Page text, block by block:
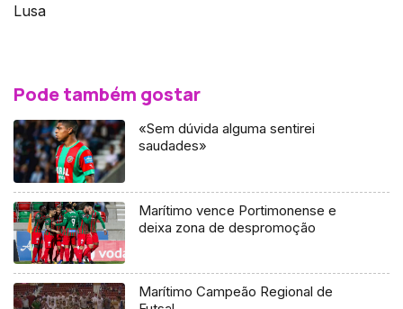
Lusa
Pode também gostar
«Sem dúvida alguma sentirei
saudades»
Marítimo vence Portimonense e
deixa zona de despromoção
Marítimo Campeão Regional de